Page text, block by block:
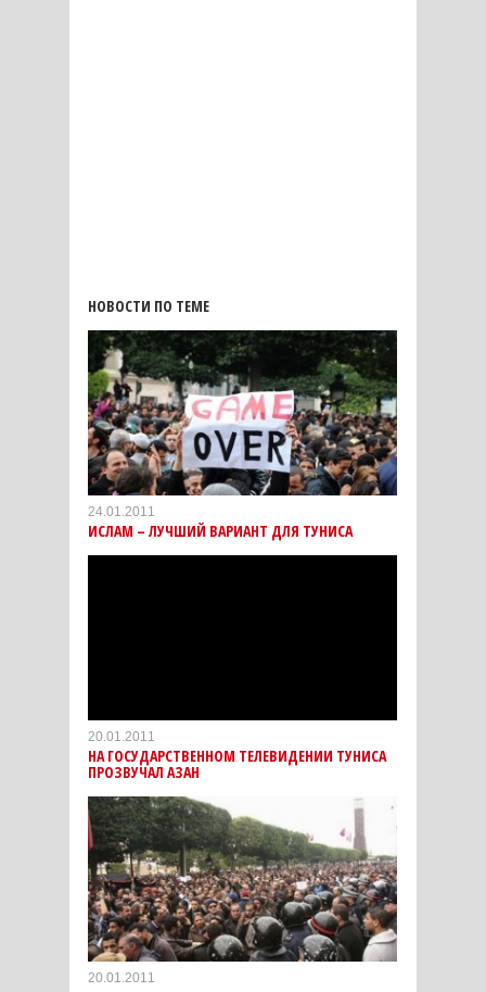
НОВОСТИ ПО ТЕМЕ
24.01.2011
ИСЛАМ – ЛУЧШИЙ ВАРИАНТ ДЛЯ ТУНИСА
20.01.2011
НА ГОСУДАРСТВЕННОМ ТЕЛЕВИДЕНИИ ТУНИСА
ПРОЗВУЧАЛ АЗАН
20.01.2011